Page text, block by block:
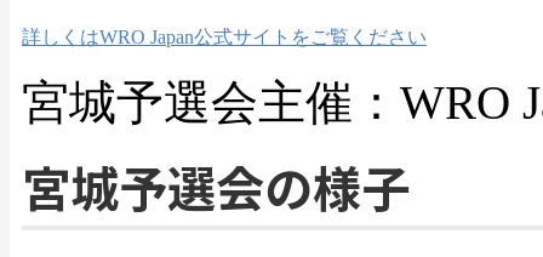
詳しくはWRO Japan公式サイトをご覧ください
宮城予選会主催：WRO
宮城予選会の様子